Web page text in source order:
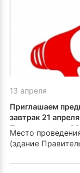
13 апреля
Приглашаем
завтрак 21
Перспективы в
Место
(здание